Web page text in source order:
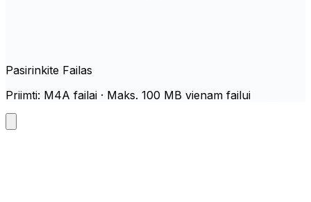
Pasirinkite Failas
Priimti: M4A failai · Maks. 100 MB vienam failui